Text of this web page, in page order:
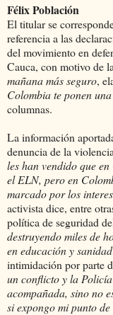
Félix Población
El titular se
referencia a las
del movimiento en
Cauca, con motivo de
mañana más seguro,
Colombia te ponen
columnas.
La información
denuncia de la
les han vendido que
el ELN, pero en
marcado por los
activista dice, entre
política de seguridad
destruyendo miles de
en educación y sanidad
intimidación por parte
un conflicto y la
acompañada, sino no
si expongo mi punto